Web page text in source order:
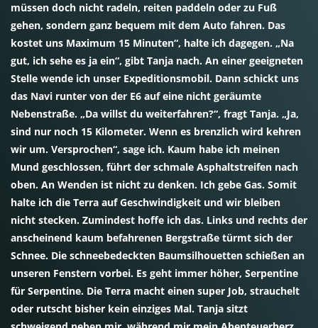
müssen doch nicht radeln, reiten paddeln oder zu Fuß
gehen, sondern ganz bequem mit dem Auto fahren. Das
kostet uns Maximum 15 Minuten“, halte ich dagegen. „Na
gut, ich sehe es ja ein“, gibt Tanja nach. An einer geeigneten
Stelle wende ich unser Expeditionsmobil. Dann schickt uns
das Navi runter von der E6 auf eine nicht geräumte
Nebenstraße. „Da willst du weiterfahren?“, fragt Tanja. „Ja,
sind nur noch 15 Kilometer. Wenn es brenzlich wird kehren
wir um. Versprochen“, sage ich. Kaum habe ich meinen
Mund geschlossen, führt der schmale Asphaltstreifen nach
oben. An Wenden ist nicht zu denken. Ich gebe Gas. Somit
halte ich die Terra auf Geschwindigkeit und wir bleiben
nicht stecken. Zumindest hoffe ich das. Links und rechts der
anscheinend kaum befahrenen Bergstraße türmt sich der
Schnee. Die schneebedeckten Baumsilhouetten schießen an
unseren Fenstern vorbei. Es geht immer höher, Serpentine
für Serpentine. Die Terra macht einen super Job, strauchelt
oder rutscht bisher kein einziges Mal. Tanja sitzt